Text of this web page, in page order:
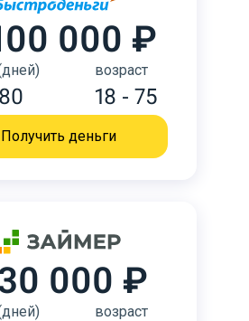
000 ₽
возраст
18 - 75
Получить деньги
000 ₽
возраст